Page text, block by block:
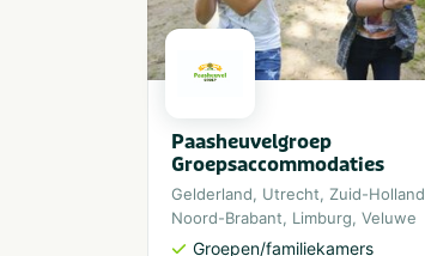
Paasheuvelgroep
Groepsaccommodaties
Gelderland, Utrecht, Zuid-Holland
Noord-Brabant, Limburg, Veluwe
Groepen/familiekamers